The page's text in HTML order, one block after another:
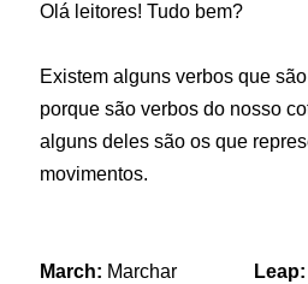
Olá leitores! Tudo bem?
Existem alguns verbos que
porque são verbos do nosso
alguns deles são os que
movimentos.
March: Marchar Leap: